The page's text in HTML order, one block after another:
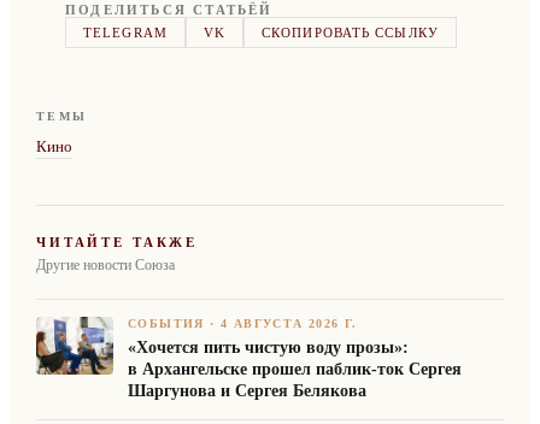
ПОДЕЛИТЬСЯ СТАТЬЁЙ
TELEGRAM
VK СКОПИРОВАТЬ ССЫЛКУ
ТЕМЫ
Кино
ЧИТАЙТЕ ТАКЖЕ
Другие новости Союза
СОБЫТИЯ ·4 АВГУСТА 2026 Г.
«Хочется пить чистую воду прозы»:
в Архангельске прошел паблик-ток Сергея
Шаргунова и Сергея Белякова